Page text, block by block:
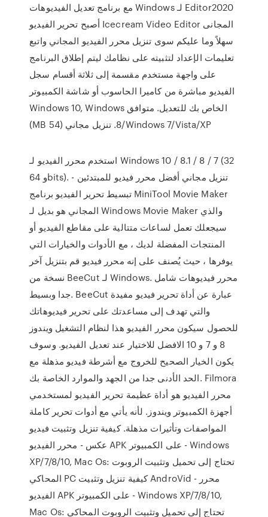
Editor2020 لـ Windows مع برنامج تعديل الفيديوهات
المجانى Icecream Video Editor أصبح تحرير الفيديو
سهلاً وما عليكم سوى تنزيل محرر الفيديو المجاني واتبع
تعليمات الإعداد لتثبيته على نظامك ليتم إطلاق البرنامج
على واجهة مستخدم مقسمة إلى ثلاثة أقسام سجل
الفيديو مباشرة من كاميرا الحاسوب أو شاشة الكمبيوتر
الخاص بك للتعديل. متوافق Windows 10, Windows
8/Windows 7/Vista/XP. تنزيل مجاني (54 MB)
استخدم محرر الفيديو لـ Windows 10 / 8.1 / 8 / 7 (32
و 64bits). تنزيل مجاني أفضل محرر فيديو للمبتدئين -
تبسيط تحرير الفيديو برنامج MiniTool Movie Maker
المجاني هو بديل لـ Windows Movie Maker والذي
سيجعلك تعمل لساعات متتالية على مقاطع الفيديو أو
المنتجات المفضلة لديك ، مع الأدوات والخيارات التي
يوفرها ، حيث يُصنف على إنه محرر فيديو قم بتنزيل آخر
نسخة من BeeCut لـ Windows. محرر فيديوهات شامل
جدا وبسيط. BeeCut عبارة عن أداة تحرير فيديو مفيدة
والتي تهدف إلى مساعدتك على تحرير فيديوهاتك
للحصول سيكون محرر الفيديو هذا لنظام التشغيل ويندوز
8 و 7 و 10 الافضل للاختيار عند تعديل الفيديو. وسوف
يكون الخيار الصحيح للخروج مع أشرطة فيديو مذهلة مع
الحد الأدنى جدا من الجهد والموارد الخاصة بك. Filmora
محرر الفيديو هو أداة عظيمة تحرير الفيديو لمستخدمي
أجهزة الكمبيوتر ويندوز. لأنه يأتي مع أدوات تحرير كاملة
المواصفات وتأثيرات مذهلة. كيفية تنزيل وتثبيت فيديو
عكس - محرر الفيديو APK على الكمبيوتر - Windows
XP/7/8/10, Mac Os: تحتاج إلى تحميل وتثبيت الروبوت
المحاكي PC كيفية تنزيل وتثبيت AndroVid - محرر
الفيديو APK على الكمبيوتر - Windows XP/7/8/10,
Mac Os: تحتاج إلى تحميل وتثبيت الروبوت المحاكي